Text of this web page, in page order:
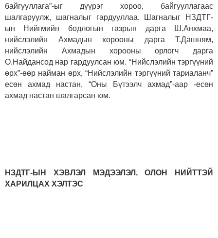
байгууллага”-ыг дүүрэг хороо, байгууллагаас
шалгаруулж, шагналыг гардууллаа. Шагналыг НЗДТГ-
ын Нийгмийн бодлогын газрын дарга Ш.Анхмаа,
нийслэлийн Ахмадын хорооны дарга Т.Дашням,
нийслэлийн Ахмадын хорооны орлогч дарга
О.Найдансод нар гардуулсан юм. “Нийслэлийн тэргүүний
өрх”-өөр найман өрх, “Нийслэлийн тэргүүний тариаланч”
есөн ахмад настан, “Оны Бүтээлч ахмад”-аар -есөн
ахмад настан шалгарсан юм.
НЗДТГ-ЫН ХЭВЛЭЛ МЭДЭЭЛЭЛ, ОЛОН НИЙТТЭЙ
ХАРИЛЦАХ ХЭЛТЭС